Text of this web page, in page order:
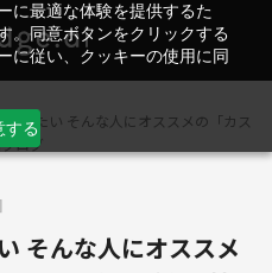
に最適な体験を提供するた
。同意ボタンをクリックする
に従い、クッキーの使用に同
する
着けたい そんな人にオススメの「カス
ログ
そんな人にオススメ